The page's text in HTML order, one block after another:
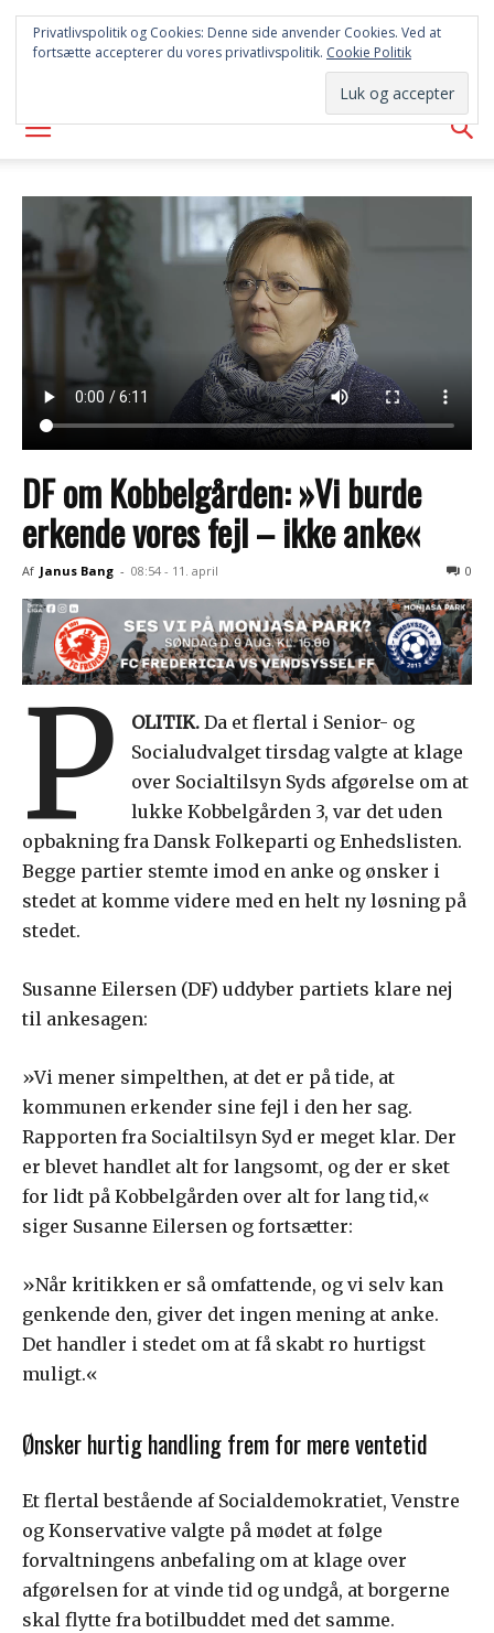
FREDERICIA
AVISEN
DF om Kobbelgården: »Vi burde
erkende vores fejl – ikke anke«
Af Janus Bang - 08:54 - 11. april 0
P OLITIK. Da et flertal i Senior- og
Socialudvalget tirsdag valgte at klage
over Socialtilsyn Syds afgørelse om at
lukke Kobbelgården 3, var det uden
opbakning fra Dansk Folkeparti og Enhedslisten.
Begge partier stemte imod en anke og ønsker i
stedet at komme videre med en helt ny løsning på
stedet.
Susanne Eilersen (DF) uddyber partiets klare nej
til ankesagen:
»Vi mener simpelthen, at det er på tide, at
kommunen erkender sine fejl i den her sag.
Rapporten fra Socialtilsyn Syd er meget klar. Der
er blevet handlet alt for langsomt, og der er sket
for lidt på Kobbelgården over alt for lang tid,«
siger Susanne Eilersen og fortsætter:
»Når kritikken er så omfattende, og vi selv kan
genkende den, giver det ingen mening at anke.
Det handler i stedet om at få skabt ro hurtigst
muligt.«
Ønsker hurtig handling frem for mere ventetid
Et flertal bestående af Socialdemokratiet, Venstre
og Konservative valgte på mødet at følge
forvaltningens anbefaling om at klage over
afgørelsen for at vinde tid og undgå, at borgerne
skal flytte fra botilbuddet med det samme.
Privatlivspolitik og Cookies: Denne side anvender Cookies. Ved at
fortsætte accepterer du vores privatlivspolitik. Cookie Politik